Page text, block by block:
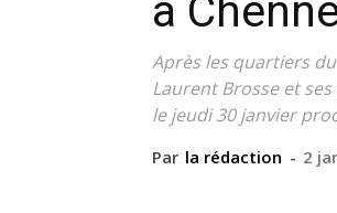
à
Après les quartiers
Laurent Brosse et
le jeudi 30 janvier
Par la rédaction - 2